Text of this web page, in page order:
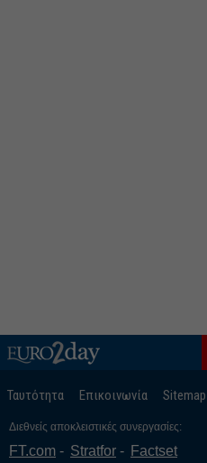
Ταυτότητα Επικοινωνία Sitemap
Διεθνείς αποκλειστικές συνεργασίες:
FT.com Stratfor Factset